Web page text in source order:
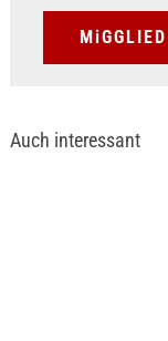
Auch interessant